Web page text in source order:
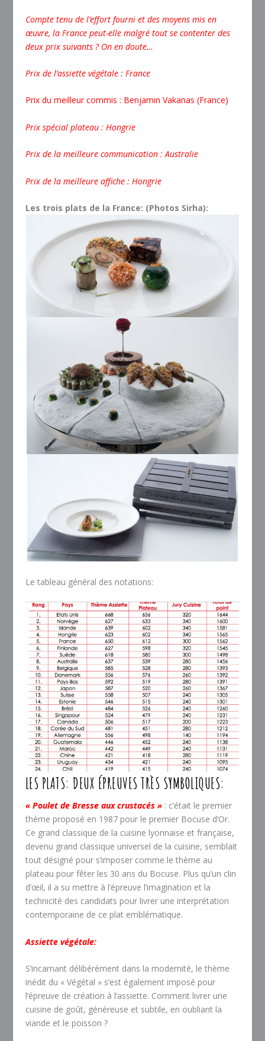
Compte tenu de l’effort fourni et des moyens mis en
œuvre, la France peut-elle malgré tout se contenter des
deux prix suivants ? On en doute…
Prix de l’assiette végétale : France
Prix du meilleur commis : Benjamin Vakanas (France)
Prix spécial plateau : Hongrie
Prix de la meilleure communication : Australie
Prix de la meilleure affiche : Hongrie
Les trois plats de la France: (Photos Sirha):
Le tableau général des notations:
LES PLATS: DEUX ÉPREUVES TRÈS SYMBOLIQUES:
« Poulet de Bresse aux crustacés »: c’était le premier
thème proposé en 1987 pour le premier Bocuse d’Or.
Ce grand classique de la cuisine lyonnaise et française,
devenu grand classique universel de la cuisine, semblait
tout désigné pour s’imposer comme le thème au
plateau pour fêter les 30 ans du Bocuse. Plus qu’un clin
d’œil, il a su mettre à l’épreuve l’imagination et la
technicité des candidats pour livrer une interprétation
contemporaine de ce plat emblématique.
Assiette végétale:
S’incarnant délibérément dans la modernité, le thème
inédit du « Végétal » s’est également imposé pour
l’épreuve de création à l’assiette. Comment livrer une
cuisine de goût, généreuse et subtile, en oubliant la
viande et le poisson ?